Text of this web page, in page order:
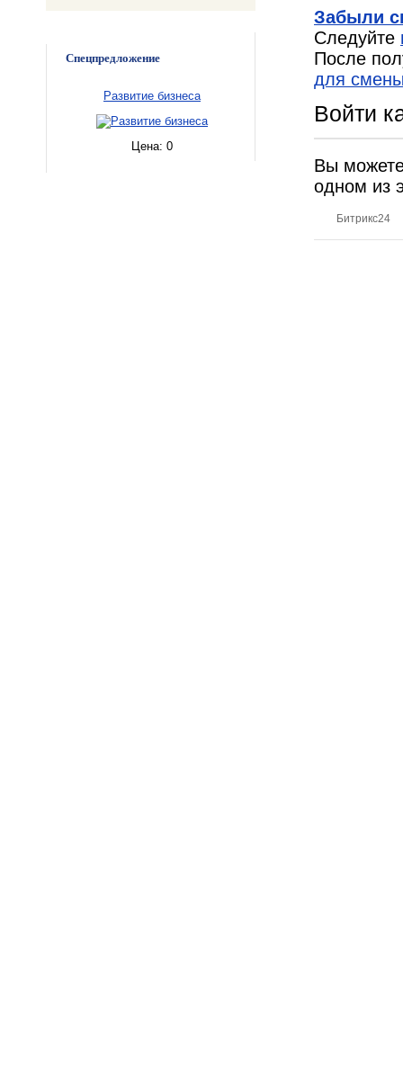
Спецпредложение
Развитие бизнеса
Цена: 0
Забыли
Следуйте
После
для
Войти
Вы
одном из
Битрикс24